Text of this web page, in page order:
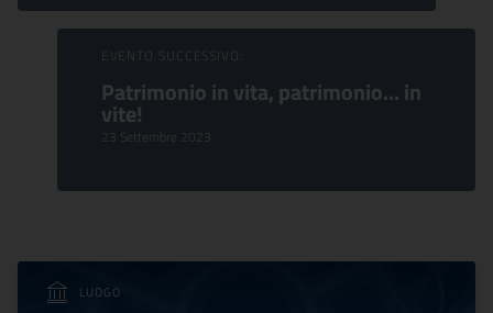
EVENTO SUCCESSIVO:
Patrimonio in vita, patrimonio... in
vite!
23 Settembre 2023
LUOGO